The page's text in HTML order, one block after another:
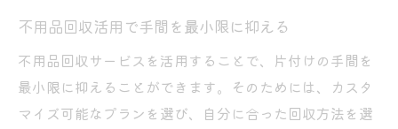
不用品回収活用で手間を最小限に抑える
不用品回収サービスを活用することで、片付けの手間を
最小限に抑えることができます。そのためには、カスタ
マイズ可能なプランを選び、自分に合った回収方法を選